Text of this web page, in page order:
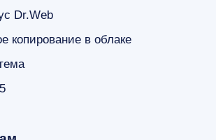
Dr.Web
копирование в облаке